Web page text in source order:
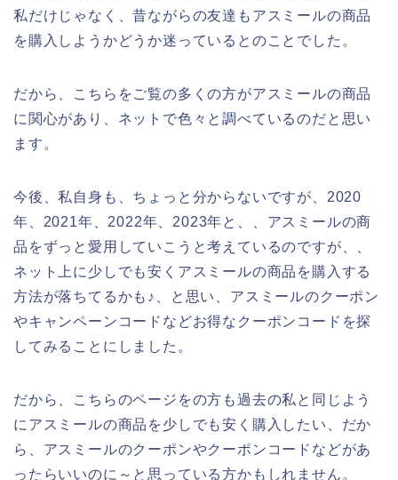
私だけじゃなく、昔ながらの友達もアスミールの商品
を購入しようかどうか迷っているとのことでした。
だから、こちらをご覧の多くの方がアスミールの商品
に関心があり、ネットで色々と調べているのだと思い
ます。
今後、私自身も、ちょっと分からないですが、2020
年、2021年、2022年、2023年と、、アスミールの商
品をずっと愛用していこうと考えているのですが、、
ネット上に少しでも安くアスミールの商品を購入する
方法が落ちてるかも♪、と思い、アスミールのクーポン
やキャンペーンコードなどお得なクーポンコードを探
してみることにしました。
だから、こちらのページをの方も過去の私と同じよう
にアスミールの商品を少しでも安く購入したい、だか
ら、アスミールのクーポンやクーポンコードなどがあ
ったらいいのに～と思っている方かもしれません。